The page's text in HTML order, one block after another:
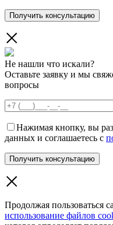
Не нашли что искали?
Оставьте заявку и мы
вопросы
Нажимая кнопку, вы
данных и соглашаетесь с
Продолжая пользоваться
использование файлов